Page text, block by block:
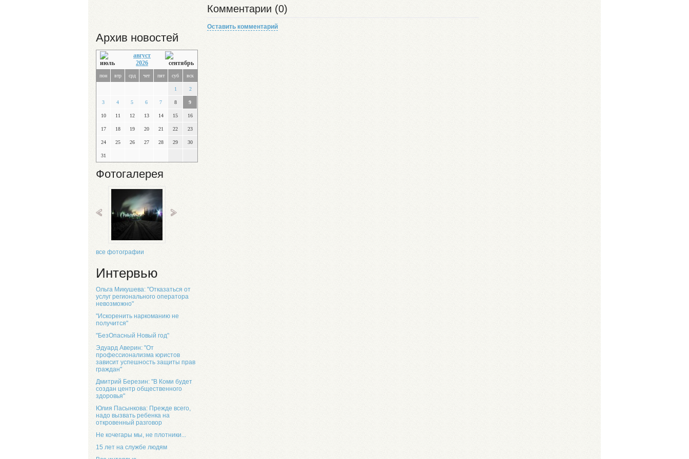
Архив новостей
август
2026
пон втр срд чет пят суб вск
1 2
3 4 5 6 7 8 9
10 11 12 13 14 15 16
17 18 19 20 21 22 23
24 25 26 27 28 29 30
31
Фотогалерея
все фотографии
Интервью
Ольга Микушева: "Отказаться от
услуг регионального оператора
невозможно"
"Искоренить наркоманию не
получится"
"БезОпасный Новый год"
Эдуард Аверин: "От
профессионализма юристов
зависит успешность защиты прав
граждан"
Дмитрий Березин: "В Коми будет
создан центр общественного
здоровья"
Юлия Пасынкова: Прежде всего,
надо вызвать ребенка на
откровенный разговор
Не кочегары мы, не плотники...
15 лет на службе людям
Комментарии (0)
Оставить комментарий